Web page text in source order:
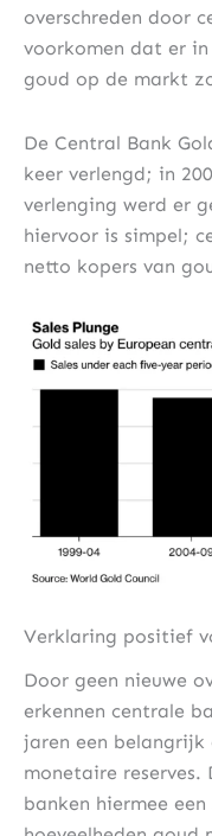
overschreden door
voorkomen dat er
goud op de markt
De Central Bank
keer verlengd; in
verlenging werd er
hiervoor is simpel;
netto kopers van
Verklaring positief
Door geen nieuwe
erkennen centrale
jaren een belangrijk
monetaire reserves.
banken hiermee